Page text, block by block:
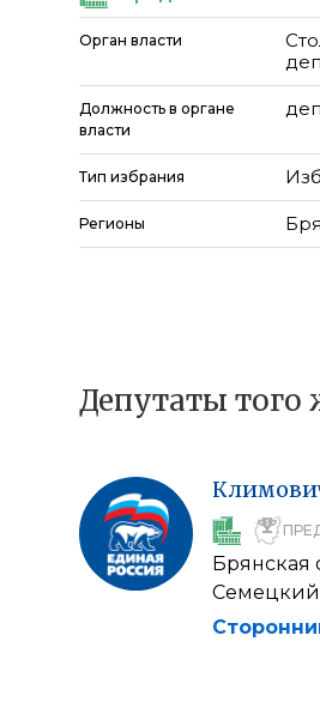
Орган власти
Должность в органе
власти
Тип избрания
Регионы
Депутаты того
Брянская
Семецкий